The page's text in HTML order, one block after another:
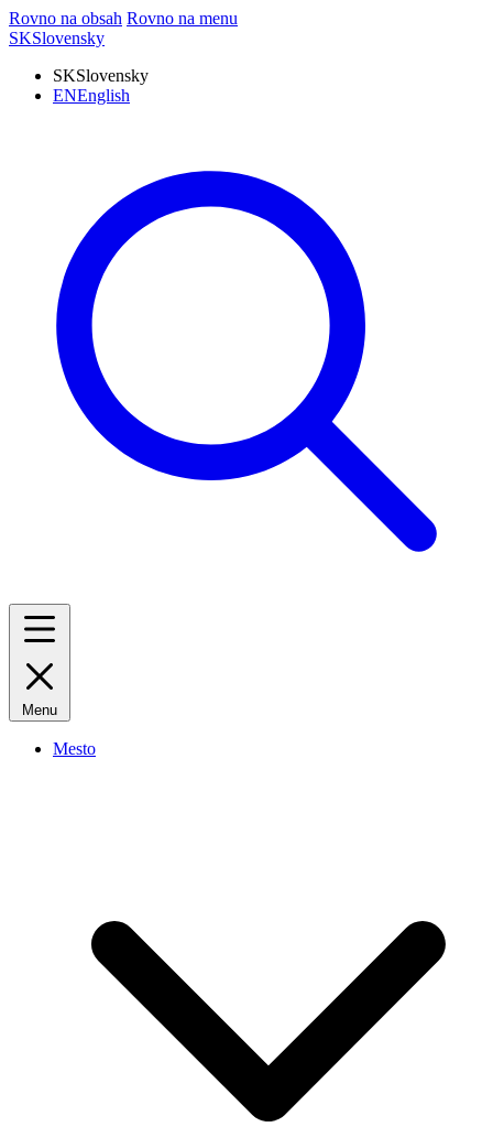
Rovno na obsah Rovno na menu
SKSlovensky
SKSlovensky
ENEnglish
Menu
Mesto